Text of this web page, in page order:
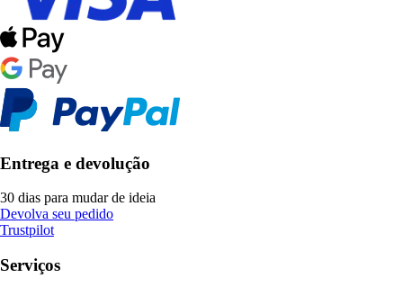
Entrega e devolução
30 dias para mudar de ideia
Devolva seu pedido
Trustpilot
Serviços